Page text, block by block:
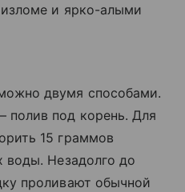
и ярко-алыми
двумя способами.
полив под корень. Для
15 граммов
воды. Незадолго до
проливают обычной